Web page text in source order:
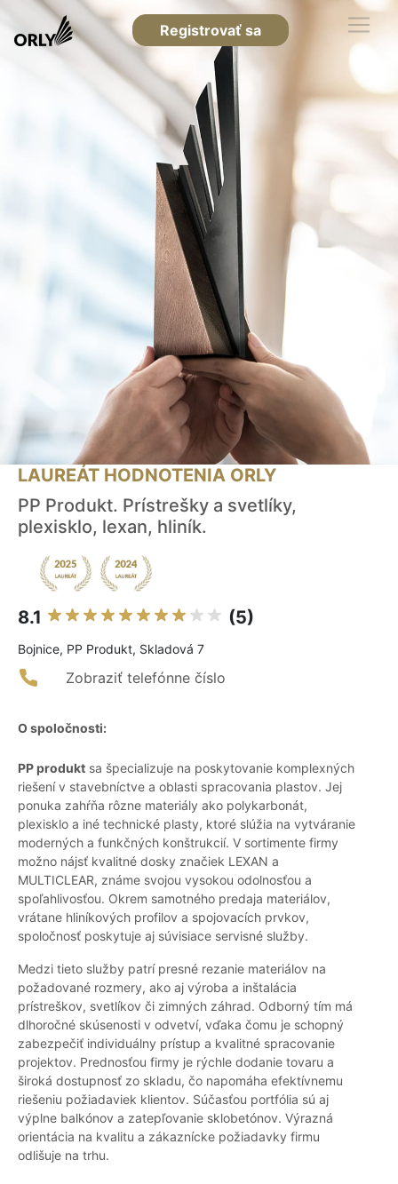
Registrovať sa
LAUREÁT HODNOTENIA ORLY
PP Produkt. Prístrešky a svetlíky,
plexisklo, lexan, hliník.
8.1 (5)
Bojnice, PP Produkt, Skladová 7
Zobraziť telefónne číslo
O spoločnosti:
PP produkt sa špecializuje na poskytovanie komplexných
riešení v stavebníctve a oblasti spracovania plastov. Jej
ponuka zahŕňa rôzne materiály ako polykarbonát,
plexisklo a iné technické plasty, ktoré slúžia na vytváranie
moderných a funkčných konštrukcií. V sortimente firmy
možno nájsť kvalitné dosky značiek LEXAN a
MULTICLEAR, známe svojou vysokou odolnosťou a
spoľahlivosťou. Okrem samotného predaja materiálov,
vrátane hliníkových profilov a spojovacích prvkov,
spoločnosť poskytuje aj súvisiace servisné služby.
Medzi tieto služby patrí presné rezanie materiálov na
požadované rozmery, ako aj výroba a inštalácia
prístreškov, svetlíkov či zimných záhrad. Odborný tím má
dlhoročné skúsenosti v odvetví, vďaka čomu je schopný
zabezpečiť individuálny prístup a kvalitné spracovanie
projektov. Prednosťou firmy je rýchle dodanie tovaru a
široká dostupnosť zo skladu, čo napomáha efektívnemu
riešeniu požiadaviek klientov. Súčasťou portfólia sú aj
výplne balkónov a zatepľovanie sklobetónov. Výrazná
orientácia na kvalitu a zákaznícke požiadavky firmu
odlišuje na trhu.